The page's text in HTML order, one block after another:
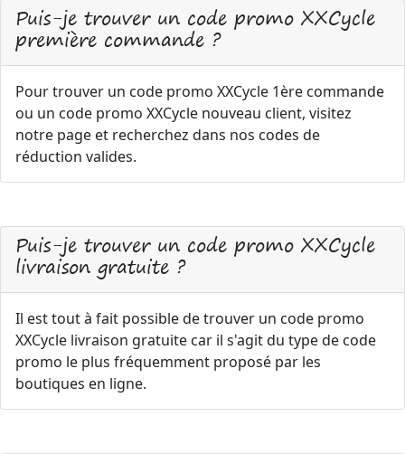
Puis-je trouver un code promo XXCycle
première commande ?
Pour trouver un code promo XXCycle 1ère commande
ou un code promo XXCycle nouveau client, visitez
notre page et recherchez dans nos codes de
réduction valides.
Puis-je trouver un code promo XXCycle
livraison gratuite ?
Il est tout à fait possible de trouver un code promo
XXCycle livraison gratuite car il s'agit du type de code
promo le plus fréquemment proposé par les
boutiques en ligne.